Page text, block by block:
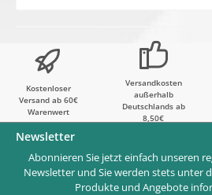
Kostenloser
Versand ab 60€
Warenwert
Versandkosten
außerhalb
Deutschlands ab
8,50€
Newsletter
Abonnieren Sie jetzt einfach unseren
Newsletter und Sie werden stets unter
Produkte und Angebote